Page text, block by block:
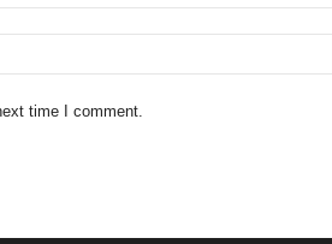
time I comment.